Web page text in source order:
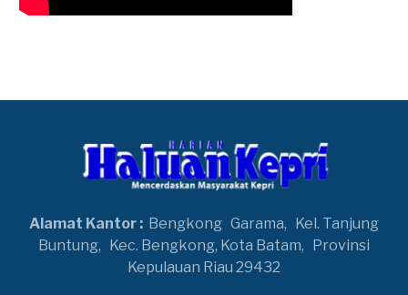
Alamat Kantor : Bengkong Garama, Kel. Tanjung
Buntung, Kec. Bengkong, Kota Batam, Provinsi
Kepulauan Riau 29432